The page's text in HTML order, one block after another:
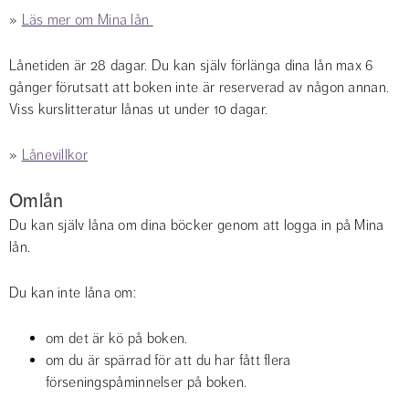
» Läs mer om Mina lån
Lånetiden är 28 dagar. Du kan själv förlänga dina lån max 6
gånger förutsatt att boken inte är reserverad av någon annan.
Viss kurslitteratur lånas ut under 10 dagar.
» Lånevillkor
Omlån
Du kan själv låna om dina böcker genom att logga in på Mina
lån.
Du kan inte låna om:
om det är kö på boken.
om du är spärrad för att du har fått flera
förseningspåminnelser på boken.